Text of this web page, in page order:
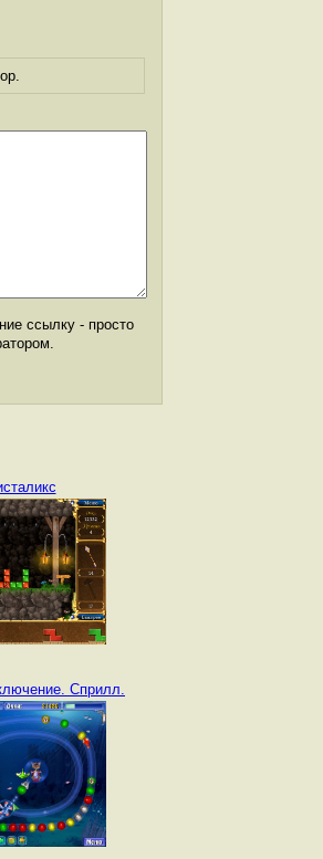
ссылку - просто
Сприлл.